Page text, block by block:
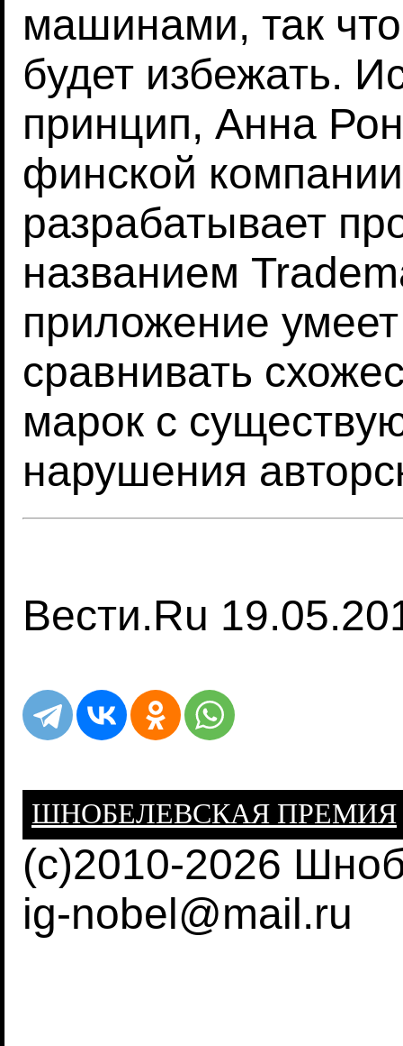
машинами, так
будет избежать.
принцип, Анна
финской
разрабатывает
названием
приложение
сравнивать
марок с
нарушения
Вести.Ru
ШНОБЕЛЕВСКАЯ ПРЕМИЯ
(c)2010-2026
ig-nobel@mail.ru